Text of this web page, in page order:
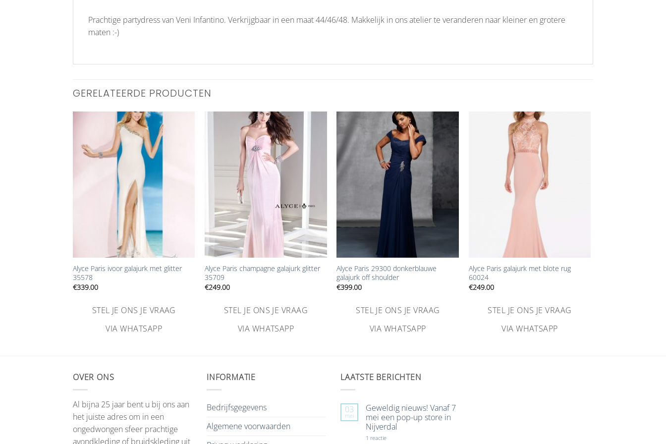
Prachtige partydress van Veni Infantino. Verkrijgbaar in een maat 44/46/48. Makkelijk in ons atelier te veranderen naar kleiner en grotere
maten :-)
GERELATEERDE PRODUCTEN
verlanglijst
toevoegen
Alyce Paris ivoor galajurk met glitter
35578
€339.00
STEL JE ONS JE VRAAG
VIA WHATSAPP
verlanglijst
toevoegen
Alyce Paris champagne galajurk glitter
35709
€249.00
STEL JE ONS JE VRAAG
VIA WHATSAPP
Aan
verlanglijst
toevoegen
Alyce Paris 29300 donkerblauwe
galajurk off shoulder
€399.00
STEL JE ONS JE VRAAG
VIA WHATSAPP
Alyce Paris galajurk met blote rug
60024
€249.00
STEL JE ONS JE VRAAG
VIA WHATSAPP
OVER ONS
Al bijna 25 jaar bent u bij ons aan
het juiste adres om in een
ongedwongen sfeer prachtige
avondkleding of bruidskleding uit
INFORMATIE
Bedrijfsgegevens
Algemene voorwaarden
LAATSTE BERICHTEN
03
mei
Geweldig nieuws! Vanaf 7
mei een pop-up store in
Nijverdal
1 reactieop